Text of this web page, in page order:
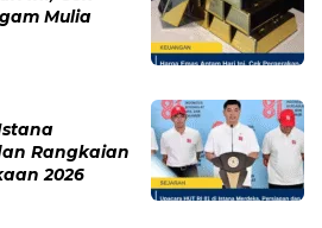
Terbarunya
Kuat, Kamera Ganda dan